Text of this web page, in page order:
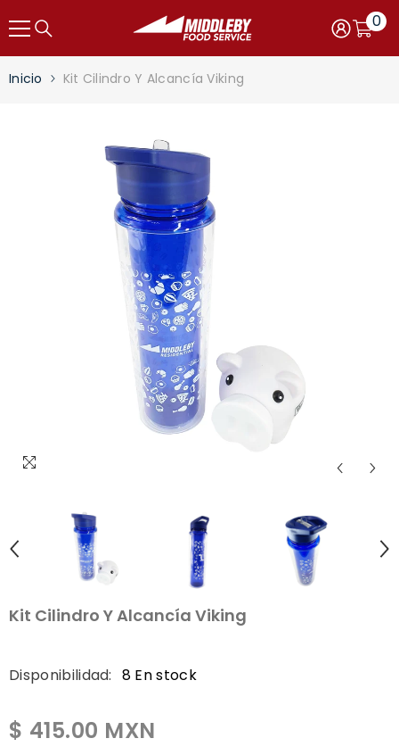
Saltar al contenido
Iniciar
sesión
Carro
0
0
item
Inicio Kit Cilindro Y Alcancía Viking
Kit Cilindro Y Alcancía Viking
Disponibilidad: 8 En stock
$ 415.00 MXN